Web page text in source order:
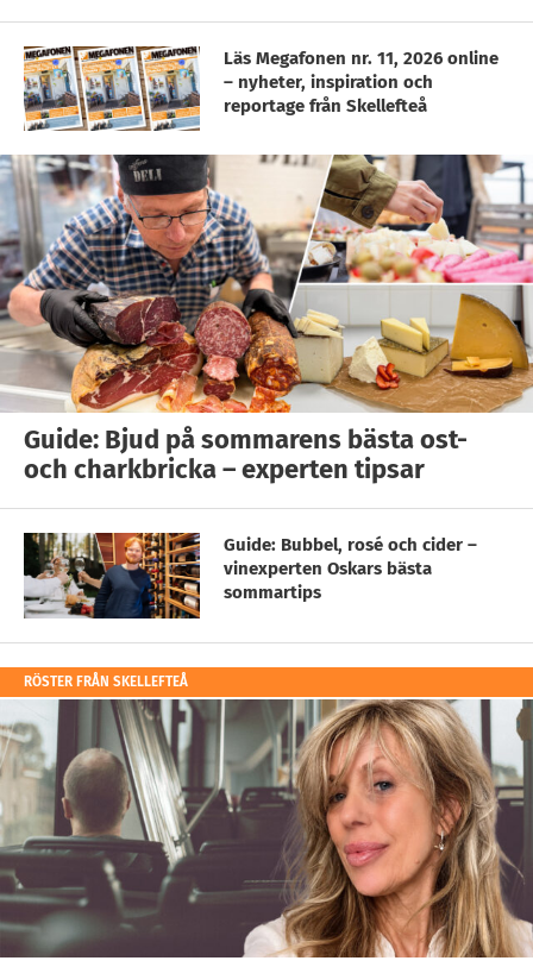
Läs Megafonen nr. 11, 2026 online
– nyheter, inspiration och
reportage från Skellefteå
Guide: Bjud på sommarens bästa ost-
och charkbricka – experten tipsar
Guide: Bubbel, rosé och cider –
vinexperten Oskars bästa
sommartips
RÖSTER FRÅN SKELLEFTEÅ